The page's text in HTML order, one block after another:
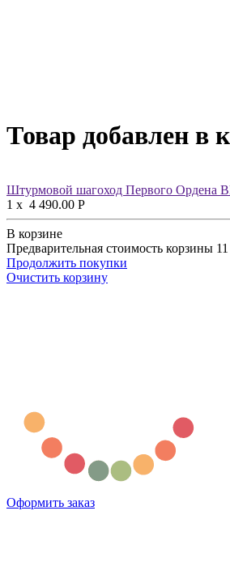
Товар добавлен в
Штурмовой шагоход Первого Ордена
1 x 4 490.00 Р
В корзине
Предварительная стоимость корзины
Продолжить покупки
Очистить корзину
Оформить заказ